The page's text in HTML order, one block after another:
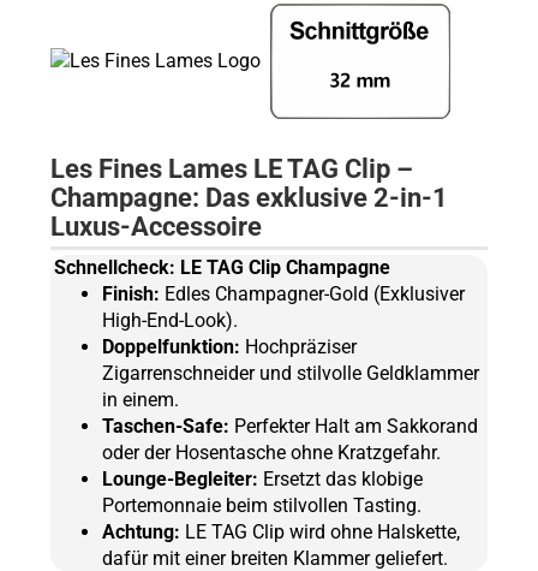
Les Fines Lames LE TAG Clip –
Champagne: Das exklusive 2-in-1
Luxus-Accessoire
Schnellcheck: LE TAG Clip Champagne
Finish: Edles Champagner-Gold (Exklusiver
High-End-Look).
Doppelfunktion: Hochpräziser
Zigarrenschneider und stilvolle Geldklammer
in einem.
Taschen-Safe: Perfekter Halt am Sakkorand
oder der Hosentasche ohne Kratzgefahr.
Lounge-Begleiter: Ersetzt das klobige
Portemonnaie beim stilvollen Tasting.
Achtung: LE TAG Clip wird ohne Halskette,
dafür mit einer breiten Klammer geliefert.